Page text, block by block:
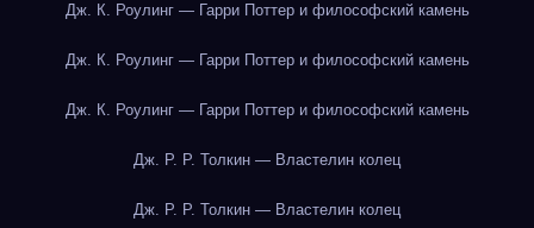
Дж. К. Роулинг — Гарри Поттер и философский камень
Дж. К. Роулинг — Гарри Поттер и философский камень
Дж. К. Роулинг — Гарри Поттер и философский камень
Дж. Р. Р. Толкин — Властелин колец
Дж. Р. Р. Толкин — Властелин колец